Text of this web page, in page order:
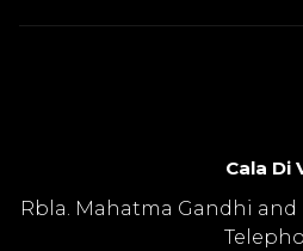
Cala Di
Rbla. Mahatma Gandhi